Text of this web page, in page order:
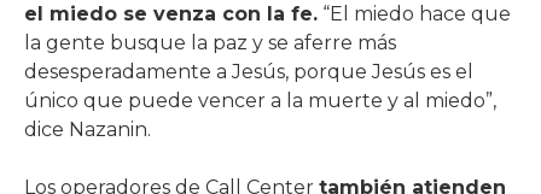
el miedo se venza con la fe. “El miedo hace que
la gente busque la paz y se aferre más
desesperadamente a Jesús, porque Jesús es el
único que puede vencer a la muerte y al miedo”,
dice Nazanin.
Los operadores de Call Center también atienden